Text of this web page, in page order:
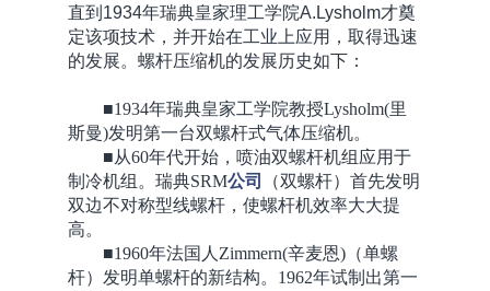
直到1934年瑞典皇家理工学院A.Lysholm才奠
定该项技术，并开始在工业上应用，取得迅速
的发展。螺杆压缩机的发展历史如下：
■1934年瑞典皇家工学院教授Lysholm(里
斯曼)发明第一台双螺杆式气体压缩机。
■从60年代开始，喷油双螺杆机组应用于
制冷机组。瑞典SRM公司
（双螺杆）首先发明
双边不对称型线螺杆，使螺杆机效率大大提
高。
■1960年法国人Zimmern(辛麦恩)（单螺
杆）发明单螺杆的新结构。1962年试制出第一